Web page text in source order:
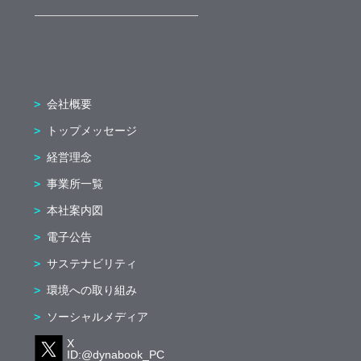
会社概要
トップメッセージ
経営理念
事業所一覧
本社案内図
電子公告
サステナビリティ
環境への取り組み
ソーシャルメディア
X
ID:@dynabook_PC